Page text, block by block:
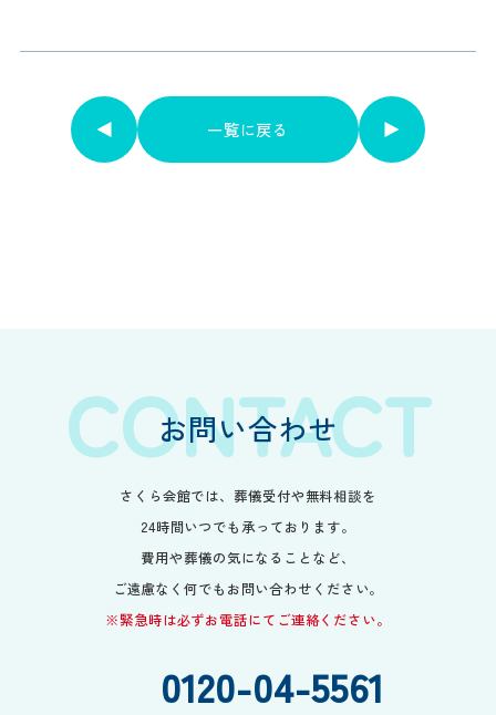
一覧に戻る
CONTACT
お問い合わせ
さくら会館では、葬儀受付や無料相談を
24時間いつでも承っております。
費用や葬儀の気になることなど、
ご遠慮なく何でもお問い合わせください。
※緊急時は必ずお電話にてご連絡ください。
0120-04-5561